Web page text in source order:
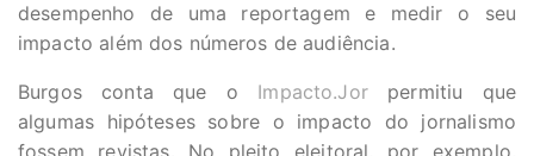
desempenho de uma reportagem e medir o seu
impacto além dos números de audiência.
Burgos conta que o Impacto.Jorpermitiu que
algumas hipóteses sobre o impacto do jornalismo
fossem revistas. No pleito eleitoral, por exemplo,